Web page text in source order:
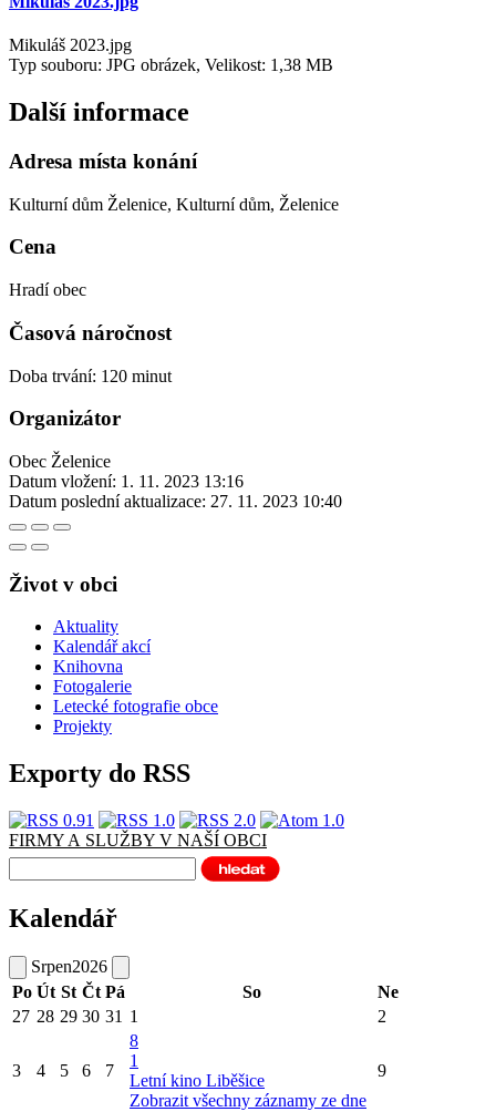
Mikuláš 2023.jpg
Typ souboru: JPG obrázek, Velikost: 1,38 MB
Další informace
Adresa místa konání
Kulturní dům Želenice, Kulturní dům, Želenice
Cena
Hradí obec
Časová náročnost
Doba trvání: 120 minut
Organizátor
Obec Želenice
Datum vložení: 1. 11. 2023 13:16
Datum poslední aktualizace: 27. 11. 2023 10:40
Život v obci
Aktuality
Kalendář akcí
Knihovna
Fotogalerie
Letecké fotografie obce
Projekty
Exporty do RSS
FIRMY A SLUŽBY V NAŠÍ OBCI
Kalendář
Srpen2026
Po Út St Čt Pá So
Ne
27 28 29 30 31 1 2
3 4 5 6 7
8
1
Letní kino Liběšice
Zobrazit všechny záznamy ze dne
9